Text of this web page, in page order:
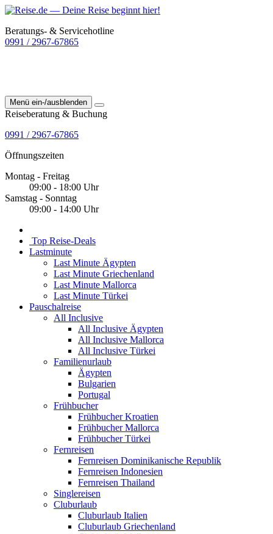
Beratungs- & Servicehotline
0991 / 2967-67865
Menü ein-/ausblenden
Reiseberatung & Buchung
0991 / 2967-67865
Öffnungszeiten
Montag - Freitag
09:00 - 18:00 Uhr
Samstag - Sonntag
09:00 - 14:00 Uhr
Top Reise-Deals
Lastminute
Last Minute Ägypten
Last Minute Griechenland
Last Minute Mallorca
Last Minute Türkei
Pauschalreise
All Inclusive
All Inclusive Ägypten
All Inclusive Mallorca
All Inclusive Türkei
Familienurlaub
Ägypten
Bulgarien
Portugal
Frühbucher
Frühbucher Kroatien
Frühbucher Mallorca
Frühbucher Türkei
Fernreisen
Fernreisen Dominikanische Republik
Fernreisen Indonesien
Fernreisen Thailand
Singlereisen
Cluburlaub
Cluburlaub Italien
Cluburlaub Griechenland